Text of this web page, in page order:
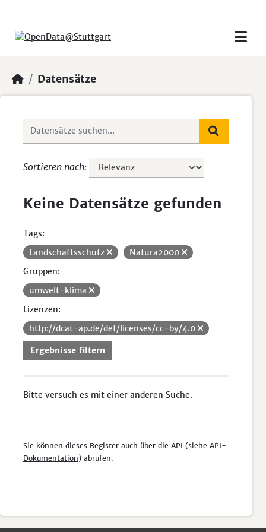
Datensätze
Sortieren nach
Keine Datensätze gefunden
Tags:
Landschaftsschutz
Natura2000
Gruppen:
umwelt-klima
Lizenzen:
http://dcat-ap.de/def/licenses/cc-by/4.0
Ergebnisse filtern
Bitte versuch es mit einer anderen Suche.
Sie können dieses Register auch über die API (siehe API-
Dokumentation) abrufen.